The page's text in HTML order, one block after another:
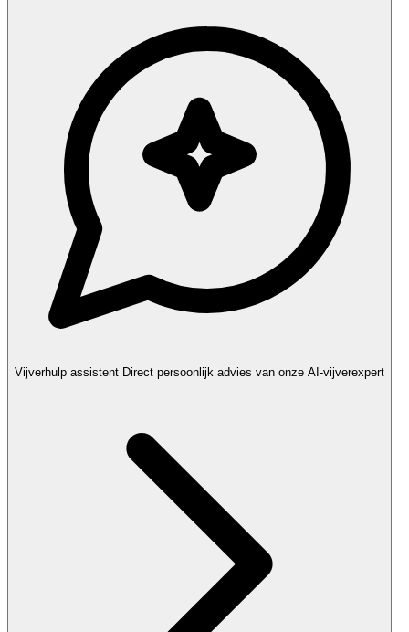
Vijverhulp assistent Direct persoonlijk advies van onze AI-vijverexpert